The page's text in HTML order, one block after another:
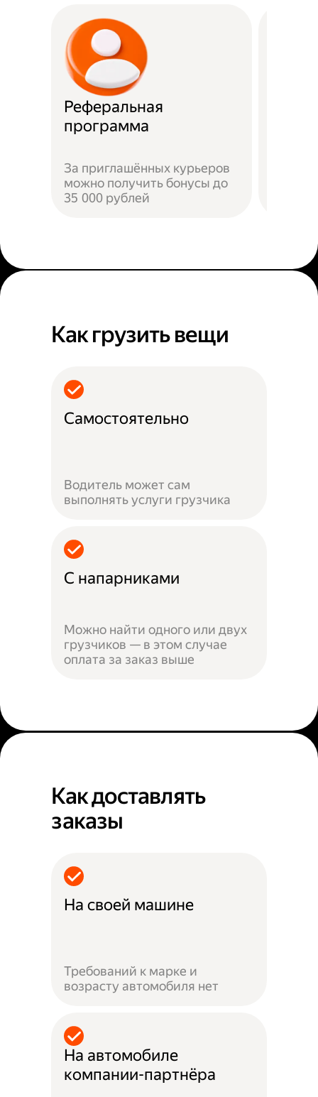
Реферальная
программа
За приглашённых курьеров
можно получить бонусы до
35 000 рублей
Как грузить вещи
Самостоятельно
Водитель может сам
выполнять услуги грузчика
С напарниками
Можно найти одного или двух
грузчиков — в этом случае
оплата за заказ выше
Как доставлять
заказы
На своей машине
Требований к марке и
возрасту автомобиля нет
На автомобиле
компании-партнёра